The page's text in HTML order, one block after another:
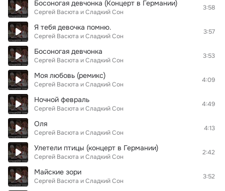
Босоногая девчонка (Концерт в Германии)
Сергей Васюта и Сладкий Сон
3:58
Я тебя девочка помню.
Сергей Васюта и Сладкий Сон
3:57
Босоногая девчонка
Сергей Васюта и Сладкий Сон
3:53
Моя любовь (ремикс)
Сергей Васюта и Сладкий Сон
4:09
Ночной февраль
Сергей Васюта и Сладкий Сон
4:49
Оля
Сергей Васюта и Сладкий Сон
4:13
Улетели птицы (концерт в Германии)
Сергей Васюта и Сладкий Сон
2:42
Майские зори
Сергей Васюта и Сладкий Сон
3:52